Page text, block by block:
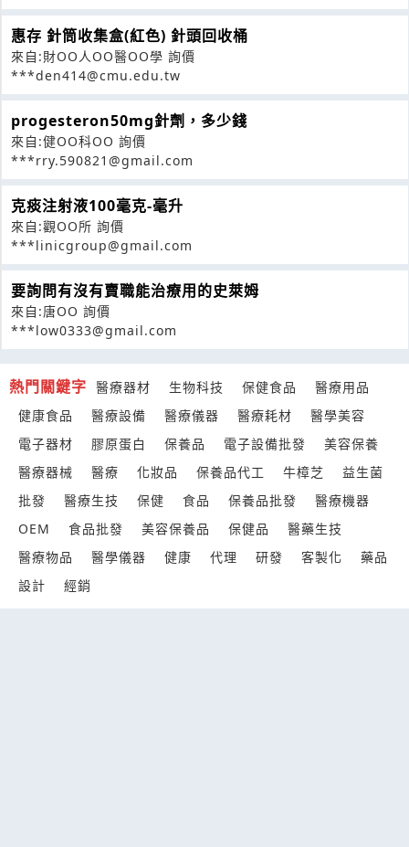
惠存 針筒收集盒(紅色) 針頭回收桶
來自:財OO人OO醫OO學 詢價
***den414@cmu.edu.tw
progesteron50mg針劑，多少錢
來自:健OO科OO 詢價
***rry.590821@gmail.com
克痰注射液100毫克-毫升
來自:觀OO所 詢價
***linicgroup@gmail.com
要詢問有沒有賣職能治療用的史萊姆
來自:唐OO 詢價
***low0333@gmail.com
熱門關鍵字 醫療器材 生物科技 保健食品
醫療用品
健康食品
醫療設備 醫療儀器 醫療耗材
醫學美容
電子器材
膠原蛋白 保養品 電子設備批發
美容保養
醫療器械
醫療 化妝品 保養品代工 牛樟芝
益生菌
批發
醫療生技 保健 食品 保養品批發
醫療機器
OEM
食品批發 美容保養品 保健品
醫藥生技
醫療物品
醫學儀器 健康 代理 研發 客製化
藥品
設計
經銷